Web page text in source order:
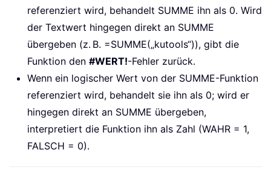
referenziert wird, behandelt SUMME ihn als 0. Wird
der Textwert hingegen direkt an SUMME
übergeben (z. B. =SUMME(„kutools“)), gibt die
Funktion den #WERT!-Fehler zurück.
Wenn ein logischer Wert von der SUMME-Funktion
referenziert wird, behandelt sie ihn als 0; wird er
hingegen direkt an SUMME übergeben,
interpretiert die Funktion ihn als Zahl (WAHR = 1,
FALSCH = 0).